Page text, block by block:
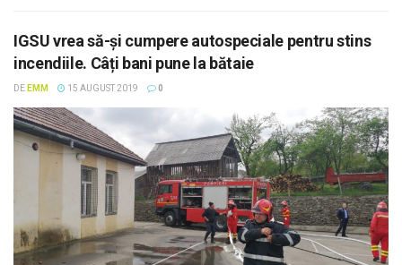
IGSU vrea să-și cumpere autospeciale pentru stins
incendiile. Câți bani pune la bătaie
DE EMM 15 AUGUST 2019 0